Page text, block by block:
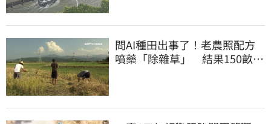
問AI種田出事了！老農照配方
噴藥「除雜草」 結果150畝芝